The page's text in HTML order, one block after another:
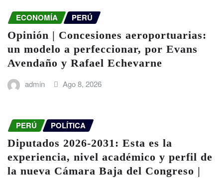
ECONOMÍA PERÚ
Opinión | Concesiones aeroportuarias:
un modelo a perfeccionar, por Evans
Avendaño y Rafael Echevarne
admin Ago 8, 2026
PERÚ POLÍTICA
Diputados 2026-2031: Esta es la
experiencia, nivel académico y perfil de
la nueva Cámara Baja del Congreso |